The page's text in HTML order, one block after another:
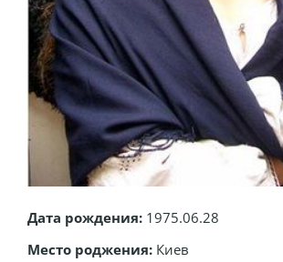
Дата рождения: 1975.06.28
Место роджения: Киев